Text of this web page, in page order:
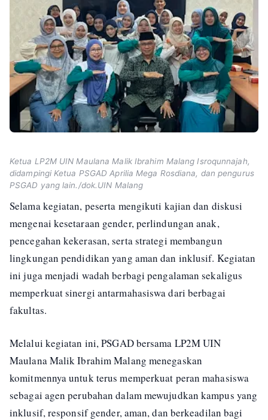
Ketua LP2M UIN Maulana Malik Ibrahim Malang Isroqunnajah,
didampingi Ketua PSGAD Aprilia Mega Rosdiana, dan pengurus
PSGAD yang lain./dok.UIN Malang
Selama kegiatan, peserta mengikuti kajian dan diskusi
mengenai kesetaraan gender, perlindungan anak,
pencegahan kekerasan, serta strategi membangun
lingkungan pendidikan yang aman dan inklusif. Kegiatan
ini juga menjadi wadah berbagi pengalaman sekaligus
memperkuat sinergi antarmahasiswa dari berbagai
fakultas.
Melalui kegiatan ini, PSGAD bersama LP2M UIN
Maulana Malik Ibrahim Malang menegaskan
komitmennya untuk terus memperkuat peran mahasiswa
sebagai agen perubahan dalam mewujudkan kampus yang
inklusif, responsif gender, aman, dan berkeadilan bagi